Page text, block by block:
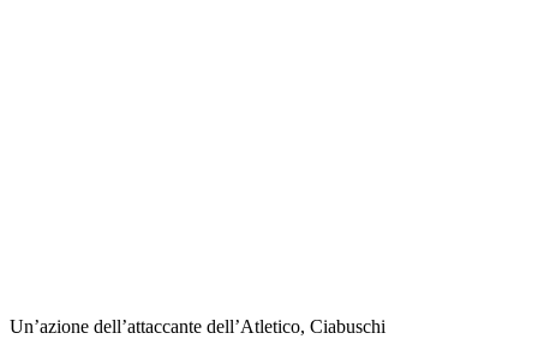
Un’azione dell’attaccante dell’Atletico, Ciabuschi